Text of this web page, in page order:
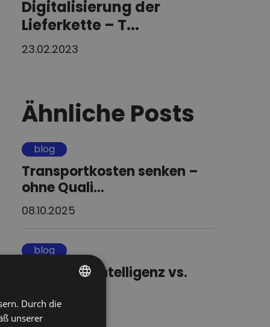
Digitalisierung der
Lieferkette – T...
23.02.2023
Ähnliche Posts
blog
Transportkosten senken –
ohne Quali...
08.10.2025
blog
Künstliche Intelligenz vs.
26.09.2025
POLISH
Durch die
unserer